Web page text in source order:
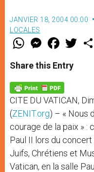
JANVIER 18, 2004 00:00
LOCALES
W
t
s
p
p
M
e
s
e
g
e
r
F
a
e
b
o
k
w
Share this Entry
CITE DU VATICAN,
(ZENIT.org) – « Nous
courage de la paix » :
Paul II lors du
Juifs, Chrétiens et
Vatican, en la salle